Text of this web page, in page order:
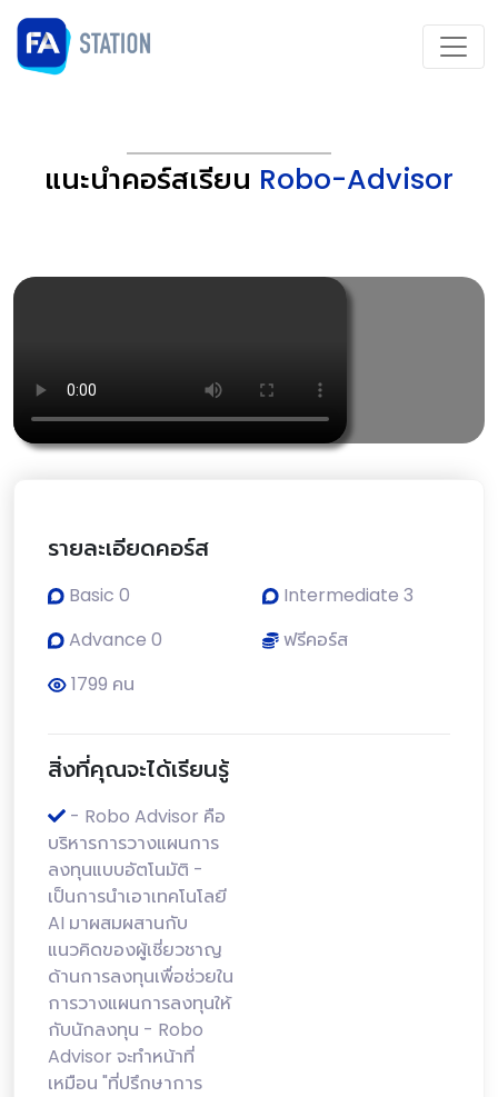
แนะนำคอร์สเรียน Robo-Advisor
รายละเอียดคอร์ส
Basic 0
Intermediate 3
Advance 0
ฟรีคอร์ส
1799 คน
สิ่งที่คุณจะได้เรียนรู้
- Robo Advisor คือ
บริหารการวางแผนการ
ลงทุนแบบอัตโนมัติ -
เป็นการนำเอาเทคโนโลยี
AI มาผสมผสานกับ
แนวคิดของผู้เชี่ยวชาญ
ด้านการลงทุนเพื่อช่วยใน
การวางแผนการลงทุนให้
กับนักลงทุน - Robo
Advisor จะทำหน้าที่
เหมือน "ที่ปรึกษาการ